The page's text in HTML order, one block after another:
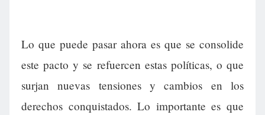
Lo que puede pasar ahora es que se consolide
este pacto y se refuercen estas políticas, o que
surjan nuevas tensiones y cambios en los
derechos conquistados. Lo importante es que